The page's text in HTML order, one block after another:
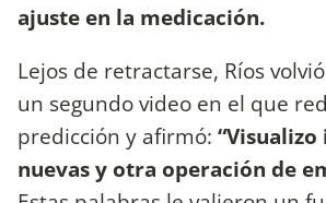
ajuste en la medicación.
Lejos de retractarse, Ríos
un segundo video en el que
predicción y afirmó:
nuevas y otra operación de